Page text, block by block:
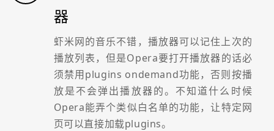
器
虾米网的音乐不错，播放器可以记住上次的
播放列表，但是Opera要打开播放器的话必
须禁用plugins ondemand功能，否则按播
放是不会弹出播放器的。不知道什么时候
Opera能弄个类似白名单的功能，让特定网
页可以直接加载plugins。